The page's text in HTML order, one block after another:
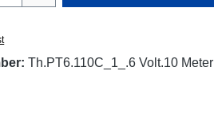
Th.PT6.110C_1_.6 Volt.10 Meter